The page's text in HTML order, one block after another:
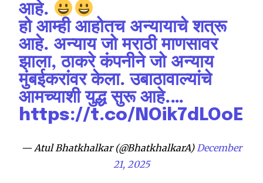
Join our community of
SUBSCRIBERS and be part of the
conversation.
To subscribe, simply enter your email address on our website
आहे.
हो आम्ही आहोतच अन्यायाचे शत्रू
आहे. अन्याय जो मराठी माणसावर
झाला, ठाकरे कंपनीने जो अन्याय
मुंबईकरांवर केला. उबाठावाल्यांचे
आमच्याशी युद्ध सुरू आहे.…
https://t.co/NOik7dLOoE
— Atul Bhatkhalkar (@BhatkhalkarA)December
21, 2025